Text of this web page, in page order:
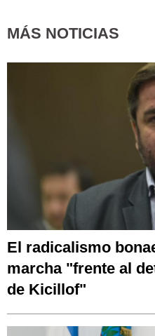
MÁS NOTICIAS
El radicalismo
marcha "frente al
de Kicillof"